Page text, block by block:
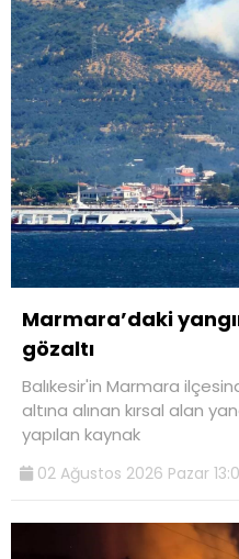
Marmara’daki
gözaltı
Balıkesir'in Marmara
altına alınan kırsal alan
yapılan kaynak
02 Ağustos 2026 Pazar